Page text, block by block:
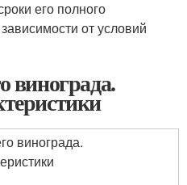
его полного
от условий
винограда.